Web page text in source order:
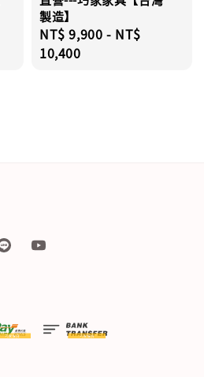
製造】
Regular
price
NT$ 9,900 - NT$
10,400